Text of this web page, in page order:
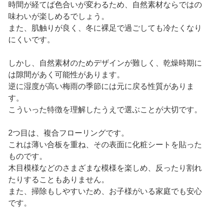
時間が経てば色合いが変わるため、自然素材ならではの
味わいが楽しめるでしょう。
また、肌触りが良く、冬に裸足で過ごしても冷たくなり
にくいです。
しかし、自然素材のためデザインが難しく、乾燥時期に
は隙間があく可能性があります。
逆に湿度が高い梅雨の季節には元に戻る性質がありま
す。
こういった特徴を理解したうえで選ぶことが大切です。
2つ目は、複合フローリングです。
これは薄い合板を重ね、その表面に化粧シートを貼った
ものです。
木目模様などのさまざまな模様を楽しめ、反ったり割れ
たりすることもありません。
また、掃除もしやすいため、お子様がいる家庭でも安心
です。